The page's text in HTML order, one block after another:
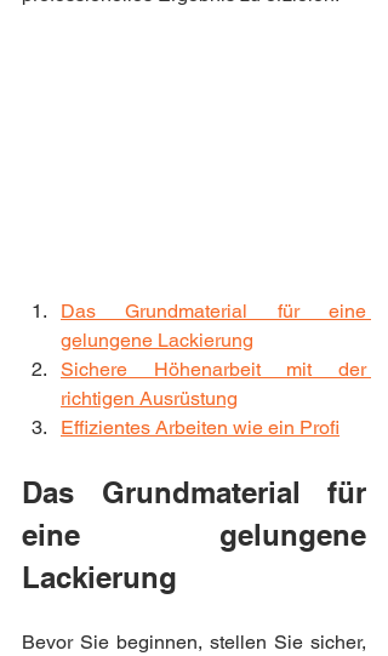
Das Grundmaterial für eine
gelungene Lackierung
Sichere Höhenarbeit mit der
richtigen Ausrüstung
Effizientes Arbeiten wie ein Profi
Das Grundmaterial für
eine gelungene
Lackierung
Bevor Sie beginnen, stellen Sie sicher,